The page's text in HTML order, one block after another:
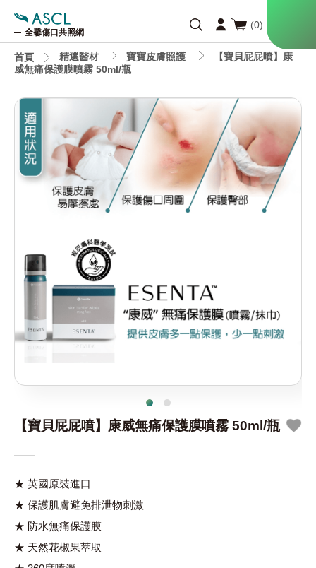
全馨傷口共照網
首頁 精選醫材 寶寶皮膚照護
【寶貝屁屁噴】康
威無痛保護膜噴霧 50ml/瓶
【寶貝屁屁噴】康威無痛保護膜噴霧 50ml/瓶
★ 英國原裝進口
★ 保護肌膚避免排泄物刺激
★ 防水無痛保護膜
★ 天然花椒果萃取